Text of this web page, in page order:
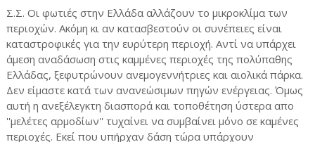
Σ.Σ. Οι φωτιές στην Ελλάδα αλλάζουν το μικροκλίμα των
περιοχών. Ακόμη κι αν κατασβεστούν οι συνέπειες είναι
καταστροφικές για την ευρύτερη περιοχή. Αντί να υπάρχει
άμεση αναδάσωση στις καμμένες περιοχές της πολύπαθης
Ελλάδας, ξεφυτρώνουν ανεμογεννήτριες και αιολικά πάρκα.
Δεν είμαστε κατά των ανανεώσιμων πηγών ενέργειας. Όμως
αυτή η ανεξέλεγκτη διασπορά και τοποθέτηση ύστερα απο
''μελέτες αρμοδίων'' τυχαίνει να συμβαίνει μόνο σε καμένες
περιοχές. Εκεί που υπήρχαν δάση τώρα υπάρχουν